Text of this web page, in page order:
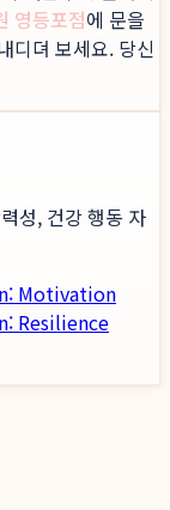
영등포점에 문을
디뎌 보세요. 당신
성, 건강 행동 자
Motivation
Resilience